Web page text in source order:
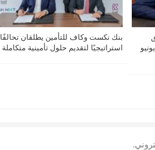
يونيو
بنك نكست وكاف للتأمين يطلقان تحالفًا
استراتيجيًا لتقديم حلول تأمينية متكاملة